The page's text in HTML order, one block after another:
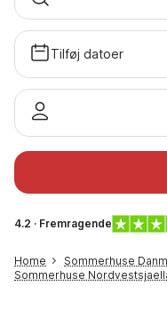
Tilføj datoer
4.2 · Fremragende
Home Sommerhuse
Sommerhuse